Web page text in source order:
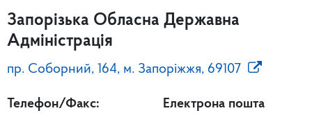
Запорізька Обласна Державна
Адміністрація
пр. Соборний, 164, м. Запоріжжя, 69107
Телефон/Факс:
Електрона пошта